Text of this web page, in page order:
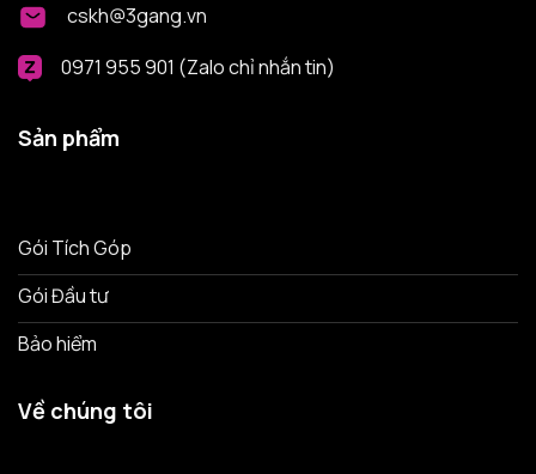
cskh@3gang.vn
0971 955 901 (Zalo chỉ nhắn tin)
Sản phẩm
Gói Tích Góp
Gói Đầu tư
Bảo hiểm
Về chúng tôi